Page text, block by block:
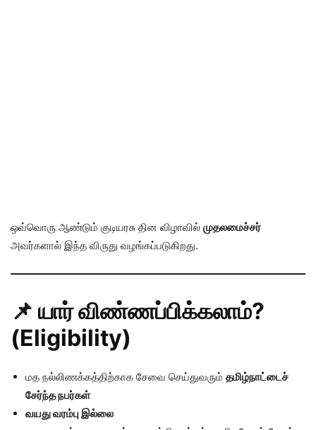
ஒவ்வொரு ஆண்டும் குடியரசு தின விழாவில் முதலமைச்சர்
அவர்களால் இந்த விருது வழங்கப்படுகிறது.
📌 யார் விண்ணப்பிக்கலாம்?
(Eligibility)
மத நல்லிணக்கத்திற்காக சேவை செய்துவரும் தமிழ்நாட்டைச்
சேர்ந்த நபர்கள்
வயது வரம்பு இல்லை